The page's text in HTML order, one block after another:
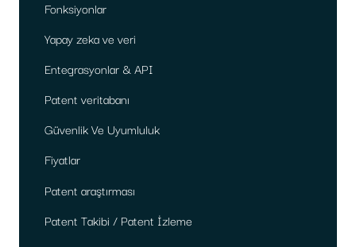
Fonksiyonlar
Yapay zeka ve veri
Entegrasyonlar & API
Patent veritabanı
Güvenlik Ve Uyumluluk
Fiyatlar
Patent araştırması
Patent Takibi / Patent İzleme